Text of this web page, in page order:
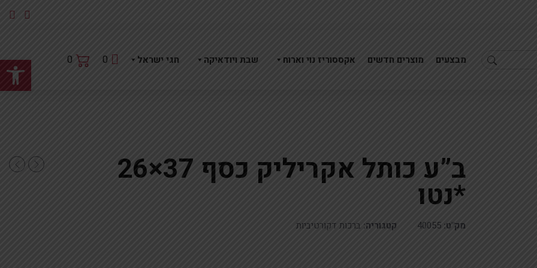
מבצעים מוצרים חדשים אקססוריז נוי וארוח שבת ויודאיקה חגי ישראל 0
0
ב”ע כותל אקריליק כסף 37×26
*נטו
כותל ב"ע אקריליק זהב 37x26 *נטותיבה 50סמ זהב זכוכית מחוסמת40X20X50ס'מ
מק"ט: 40055 קטגוריה: ברכות דקורטיביות